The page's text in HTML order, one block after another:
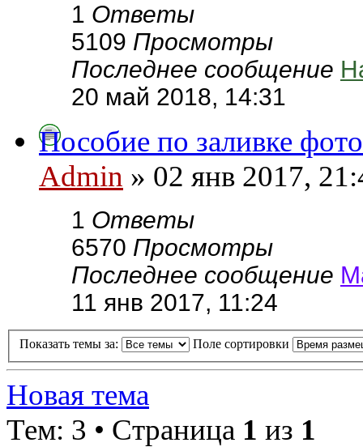
1 Ответы
5109 Просмотры
Последнее сообщение
20 май 2018, 14:31
Пособие по заливке
Admin » 02 янв 2017,
1 Ответы
6570 Просмотры
Последнее сообщение
11 янв 2017, 11:24
Показать темы за: Поле сортировки
Новая тема
Тем: 3 • Страница 1 из 1